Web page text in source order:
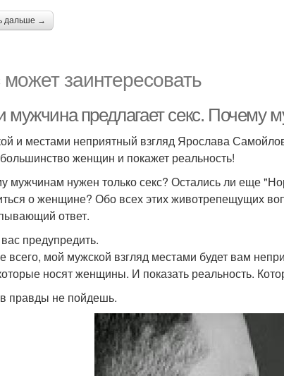
дальше →
заинтересовать
мужчина предлагает секс. Почему
и местами неприятный взгляд Ярослава
женщин и покажет реальность!
мужчинам нужен только секс? Остались ли еще
о женщине? Обо всех этих животрепещущих
ответ.
предупредить.
всего, мой мужской взгляд местами будет вам
носят женщины. И показать реальность.
правды не пойдешь.